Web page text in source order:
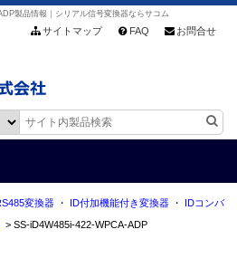
製品情報｜シリアル信号変換器ならサコム
サイトマップ FAQ お問合せ
HOME
変換器・ ID付加機能付き変換器・
IDコンバ
> SS-iD4W485i-422-WPCA-ADP